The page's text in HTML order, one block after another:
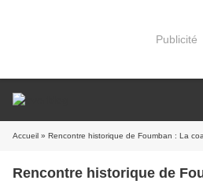
Publicité
Accueil » Rencontre historique de Foumban : La coalition de l’opposition en téléchargement, et les sept
Rencontre historique de